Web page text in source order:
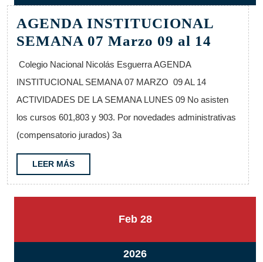
marzo,
2026
AGENDA INSTITUCIONAL
SEMANA 07 Marzo 09 al 14
07
Marzo
Colegio Nacional Nicolás Esguerra AGENDA
INSTITUCIONAL SEMANA 07 MARZO 09 AL 14
ACTIVIDADES DE LA SEMANA LUNES 09 No asisten
los cursos 601,803 y 903. Por novedades administrativas
(compensatorio jurados) 3a
LEER MÁSLEER
MÁS
Feb28
2026
2828
202628